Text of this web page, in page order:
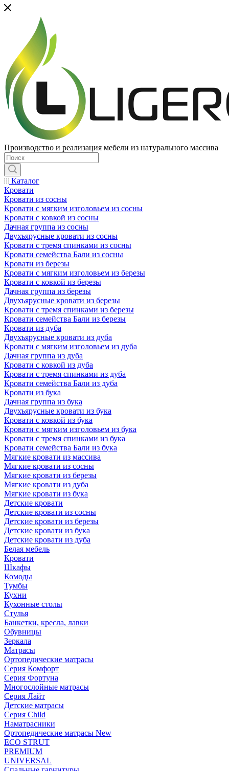
Производство и реализация мебели из натурального массива
Каталог
Кровати
Кровати из сосны
Кровати с мягким изголовьем из сосны
Кровати с ковкой из сосны
Дачная группа из сосны
Двухъярусные кровати из сосны
Кровати с тремя спинками из сосны
Кровати семейства Бали из сосны
Кровати из березы
Кровати с мягким изголовьем из березы
Кровати с ковкой из березы
Дачная группа из березы
Двухъярусные кровати из березы
Кровати с тремя спинками из березы
Кровати семейства Бали из березы
Кровати из дуба
Двухъярусные кровати из дуба
Кровати с мягким изголовьем из дуба
Дачная группа из дуба
Кровати с ковкой из дуба
Кровати с тремя спинками из дуба
Кровати семейства Бали из дуба
Кровати из бука
Дачная группа из бука
Двухъярусные кровати из бука
Кровати с ковкой из бука
Кровати с мягким изголовьем из бука
Кровати с тремя спинками из бука
Кровати семейства Бали из бука
Мягкие кровати из массива
Мягкие кровати из сосны
Мягкие кровати из березы
Мягкие кровати из дуба
Мягкие кровати из бука
Детские кровати
Детские кровати из сосны
Детские кровати из березы
Детские кровати из бука
Детские кровати из дуба
Белая мебель
Кровати
Шкафы
Комоды
Тумбы
Кухни
Кухонные столы
Стулья
Банкетки, кресла, лавки
Обувницы
Зеркала
Матрасы
Ортопедические матрасы
Серия Комфорт
Серия Фортуна
Многослойные матрасы
Серия Лайт
Детские матрасы
Серия Child
Наматрасники
Ортопедические матрасы New
ECO STRUT
PREMIUM
UNIVERSAL